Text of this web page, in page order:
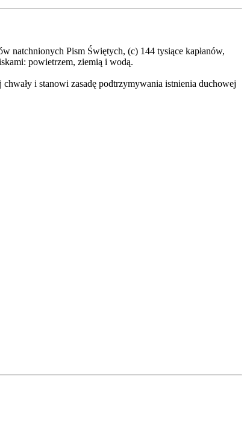
natchnionych Pism Świętych, (c) 144 tysiące kapłanów,
powietrzem, ziemią i wodą.
i stanowi zasadę podtrzymywania istnienia duchowej